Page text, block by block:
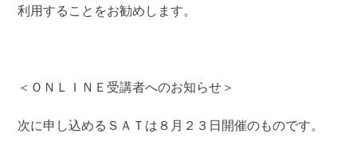
利用することをお勧めします。
＜ＯＮＬＩＮＥ受講者へのお知らせ＞
次に申し込めるＳＡＴは８月２３日開催のものです。